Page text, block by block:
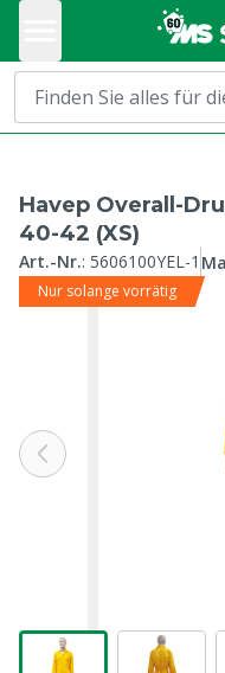
Havep Overall-
40-42 (XS)
Art.-Nr.: 5606100YEL-1
Nur solange vorrätig